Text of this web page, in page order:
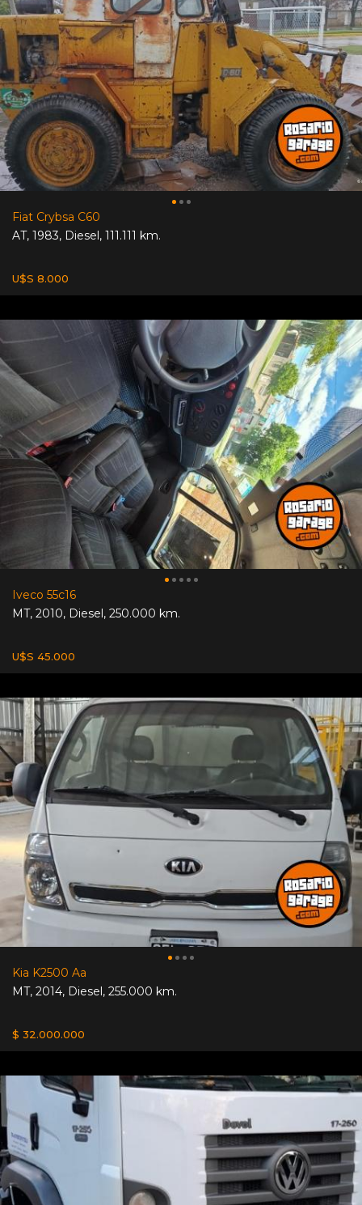
Fiat Crybsa C60
AT, 1983, Diesel, 111.111 km.
U$S 8.000
Iveco 55c16
MT, 2010, Diesel, 250.000 km.
U$S 45.000
Kia K2500 Aa
MT, 2014, Diesel, 255.000 km.
$ 32.000.000